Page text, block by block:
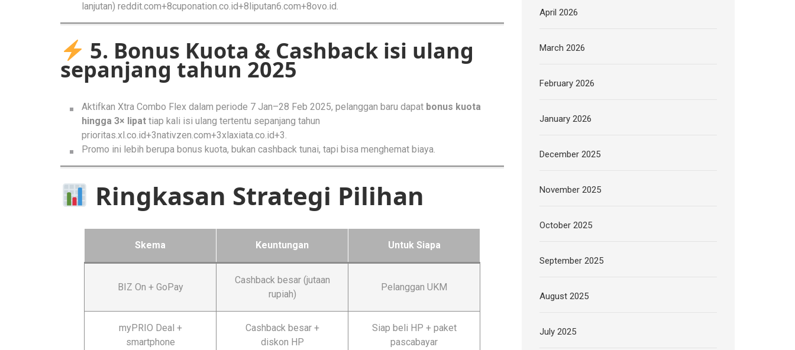
lanjutan) reddit.com+8cuponation.co.id+8liputan6.com+8ovo.id.
5. Bonus Kuota & Cashback isi ulang
sepanjang tahun 2025
Aktifkan Xtra Combo Flex dalam periode 7 Jan–28 Feb 2025, pelanggan baru dapat bonus kuota
hingga 3× lipat tiap kali isi ulang tertentu sepanjang tahun
prioritas.xl.co.id+3nativzen.com+3xlaxiata.co.id+3.
Promo ini lebih berupa bonus kuota, bukan cashback tunai, tapi bisa menghemat biaya.
Ringkasan Strategi Pilihan
Skema Keuntungan Untuk Siapa
BIZ On + GoPay
Cashback besar (jutaan
rupiah)
Pelanggan UKM
myPRIO Deal +
smartphone
Cashback besar +
diskon HP
Siap beli HP + paket
pascabayar
April 2026
March 2026
February 2026
January 2026
December 2025
November 2025
October 2025
September 2025
August 2025
July 2025